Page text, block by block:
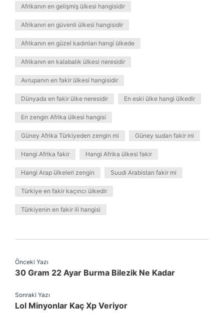
Afrikanın en gelişmiş ülkesi hangisidir
Afrikanın en güvenli ülkesi hangisidir
Afrikanın en güzel kadınları hangi ülkede
Afrikanın en kalabalık ülkesi neresidir
Avrupanın en fakir ülkesi hangisidir
Dünyada en fakir ülke neresidir En eski ülke hangi ülkedir
En zengin Afrika ülkesi hangisi
Güney Afrika Türkiyeden zengin mi Güney sudan fakir mi
Hangi Afrika fakir Hangi Afrika ülkesi fakir
Hangi Arap ülkeleri zengin Suudi Arabistan fakir mi
Türkiye en fakir kaçıncı ülkedir
Türkiyenin en fakir ili hangisi
Önceki Yazı
30 Gram 22 Ayar Burma Bilezik Ne Kadar
Sonraki Yazı
Lol Minyonlar Kaç Xp Veriyor